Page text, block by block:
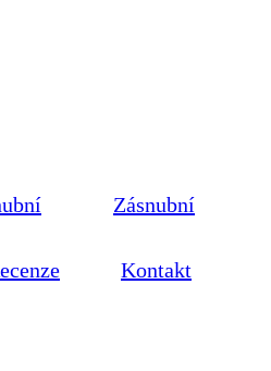
Zásnubní
Kontakt